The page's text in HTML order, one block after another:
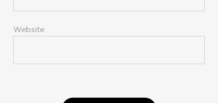
Website